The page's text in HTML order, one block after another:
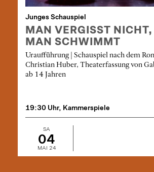
Junges Schauspiel
MAN VERGISST
MAN SCHWIMMT
Uraufführung | Schauspiel nach dem
Christian Huber, Theaterfassung von
ab 14 Jahren
19:30 Uhr, Kammerspiele
SA
04
MAI 24